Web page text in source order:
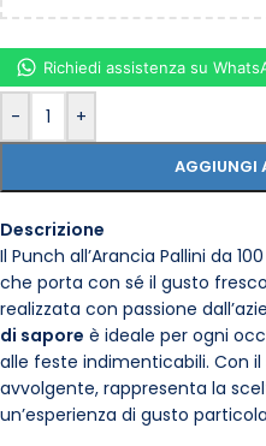
- +
AGGIUNGI
Richiedi assistenza su
Descrizione
Il Punch all’Arancia Pallini da
che porta con sé il gusto
realizzata con passione
di sapore è ideale per ogni
alle feste indimenticabili. Con
avvolgente, rappresenta la
un’esperienza di gusto